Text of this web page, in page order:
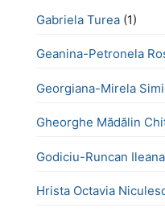
Gabriela Turea (1)
Geanina-Petronela
Georgiana-Mirela
Gheorghe Mădălin
Godiciu-Runcan Ileana
Hrista Octavia